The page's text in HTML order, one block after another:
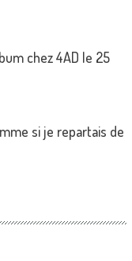
chez 4AD le 25
si je repartais de